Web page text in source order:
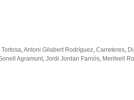
,Antoni Gilabert Rodríguez, Carreteres,
Agramunt, Jordi Jordan Farnós, Meritxell